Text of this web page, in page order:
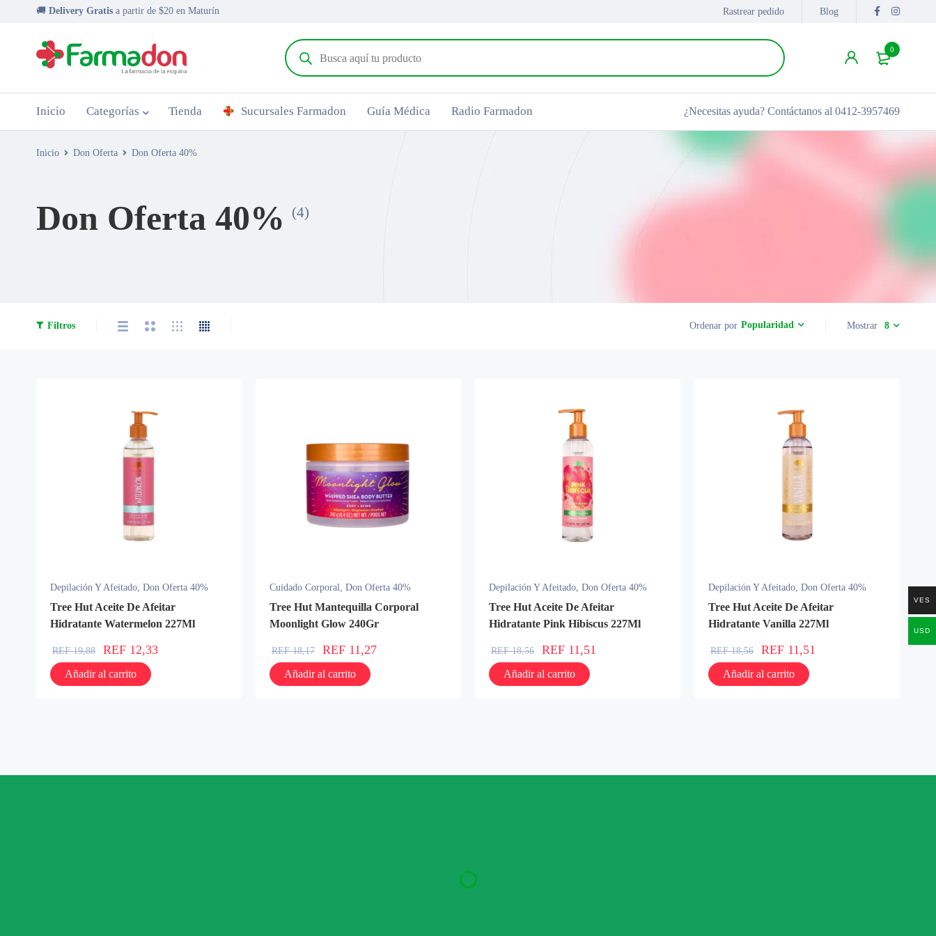
🚚 Delivery Gratis a partir de $20 en Maturín Rastrear pedido Blog
0
Inicio Categorías Tienda Sucursales Farmadon Guía Médica Radio Farmadon ¿Necesitas ayuda? Contáctanos al 0412-3957469
Inicio Don Oferta Don Oferta 40%
Don Oferta 40% (4)
Filtros Ordenar por Popularidad Mostrar 8
Depilación Y Afeitado, Don Oferta 40%
Tree Hut Aceite De Afeitar
Hidratante Watermelon 227Ml
REF19,88 REF 12,33
Añadir al carrito
Cuidado Corporal, Don Oferta 40%
Tree Hut Mantequilla Corporal
Moonlight Glow 240Gr
REF18,17 REF 11,27
Añadir al carrito
Depilación Y Afeitado, Don Oferta 40%
Tree Hut Aceite De Afeitar
Hidratante Pink Hibiscus 227Ml
REF18,56 REF 11,51
Añadir al carrito
Depilación Y Afeitado, Don Oferta 40%
Tree Hut Aceite De Afeitar
Hidratante Vanilla 227Ml
REF18,56 REF 11,51
Añadir al carrito
VES
USD